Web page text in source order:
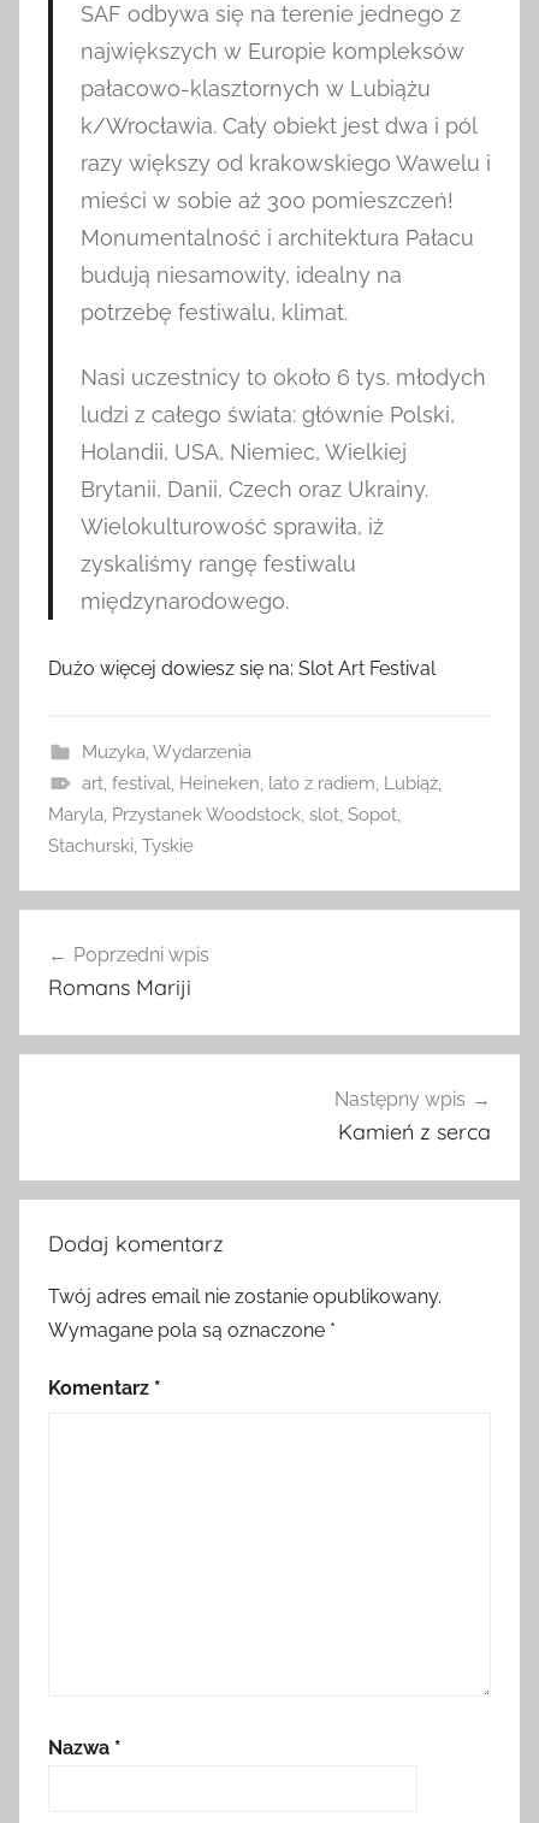
SAF odbywa się na terenie jednego z
największych w Europie kompleksów
pałacowo-klasztornych w Lubiążu
k/Wrocławia. Cały obiekt jest dwa i pól
razy większy od krakowskiego Wawelu i
mieści w sobie aż 300 pomieszczeń!
Monumentalność i architektura Pałacu
budują niesamowity, idealny na
potrzebę festiwalu, klimat.
Nasi uczestnicy to około 6 tys. młodych
ludzi z całego świata: głównie Polski,
Holandii, USA, Niemiec, Wielkiej
Brytanii, Danii, Czech oraz Ukrainy.
Wielokulturowość sprawiła, iż
zyskaliśmy rangę festiwalu
międzynarodowego.
Dużo więcej dowiesz się na: Slot Art Festival
Muzyka Wydarzenia
art, festival Heineken lato z radiem Lubiąż,
Maryla Przystanek Woodstock slot Sopot
Stachurski Tyskie
wpisu
Poprzedni wpis
Romans Mariji
Następny wpis
Kamień z serca
Dodaj komentarz
Twój adres email nie zostanie opublikowany.
Wymagane pola są oznaczone *
Komentarz *
Nazwa *